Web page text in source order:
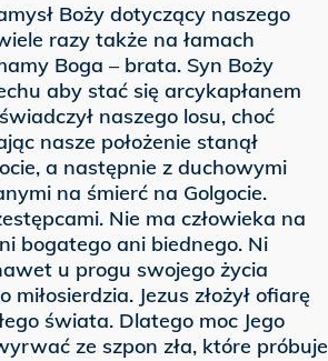
Boży dotyczący naszego
razy także na łamach
Boga – brata. Syn Boży
aby stać się arcykapłanem
naszego losu, choć
nasze położenie stanął
a następnie z duchowymi
na śmierć na Golgocie.
Nie ma człowieka na
bogatego ani biednego. Ni
u progu swojego życia
Jezus złożył ofiarę
świata. Dlatego moc Jego
ze szpon zła, które próbuje